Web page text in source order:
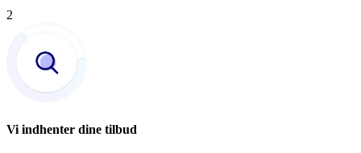
2
Vi indhenter dine tilbud